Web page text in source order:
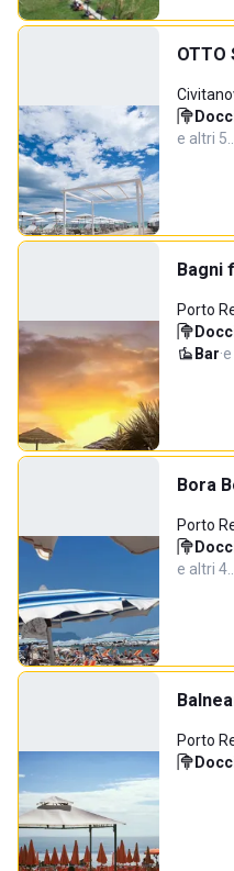
OTTO
e altri 5…
Bagni
Porto
Bar·
Bora
Porto
e altri 4…
Porto